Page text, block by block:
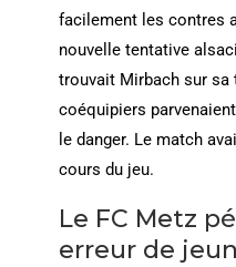
facilement les contres
nouvelle tentative
trouvait Mirbach sur sa
coéquipiers
le danger. Le match
cours du jeu.
Le FC Metz
erreur de